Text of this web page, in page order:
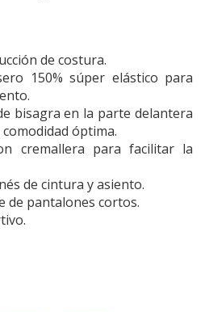
de costura.
150% súper elástico para
bisagra en la parte delantera
óptima.
cremallera para facilitar la
de cintura y asiento.
de pantalones cortos.